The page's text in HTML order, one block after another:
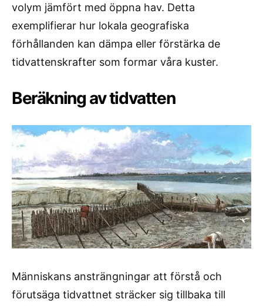
volym jämfört med öppna hav. Detta
exemplifierar hur lokala geografiska
förhållanden kan dämpa eller förstärka de
tidvattenskrafter som formar våra kuster.
Beräkning av tidvatten
Människans ansträngningar att förstå och
förutsäga tidvattnet sträcker sig tillbaka till